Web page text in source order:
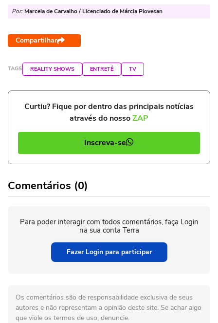
Por: Marcela de Carvalho / Licenciado de Márcia Piovesan
Compartilhar
TAGS REALITY SHOWS ENTRETÊ TV
Curtiu? Fique por dentro das principais notícias
através do nossoZAP
Inscreva-se
Comentários (0)
Para poder interagir com todos comentários, faça Login
na sua conta Terra
Fazer Login para participar
Os comentários são de responsabilidade exclusiva de seus
autores e não representam a opinião deste site. Se achar algo
que viole os termos de uso, denuncie.